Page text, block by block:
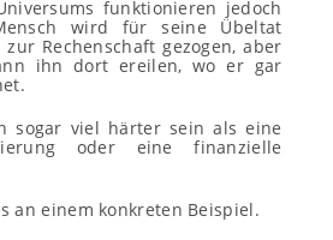
funktionieren jedoch
wird für seine Übeltat
zur Rechenschaft gezogen, aber
ihn dort ereilen, wo er gar
sogar viel härter sein als eine
oder eine finanzielle
an einem konkreten Beispiel.